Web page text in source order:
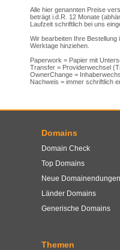
Alle hier genannten Preise
beträgt i.d.R. 12 Monate
Laufzeit schriftlich bei uns
Wir bearbeiten Ihre
Werktage hinziehen.
Paperwork = Papier mit
Transfer = Providerwechsel
OwnerChange =
Nachweis = immer schriftlich
Domains
Domain Check
Top Domains
Neue Domainendungen
Länder Domains
Generische Domains
Themen